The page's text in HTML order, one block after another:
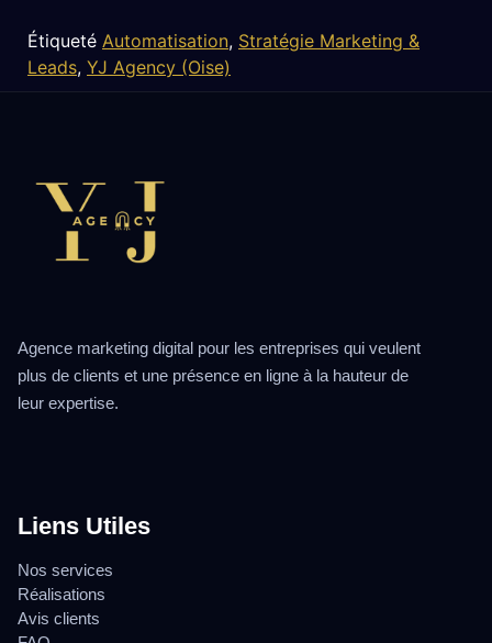
Étiqueté Automatisation, Stratégie Marketing &
Leads, YJ Agency (Oise)
Agence marketing digital pour les entreprises qui veulent
plus de clients et une présence en ligne à la hauteur de
leur expertise.
Liens Utiles
Nos services
Réalisations
Avis clients